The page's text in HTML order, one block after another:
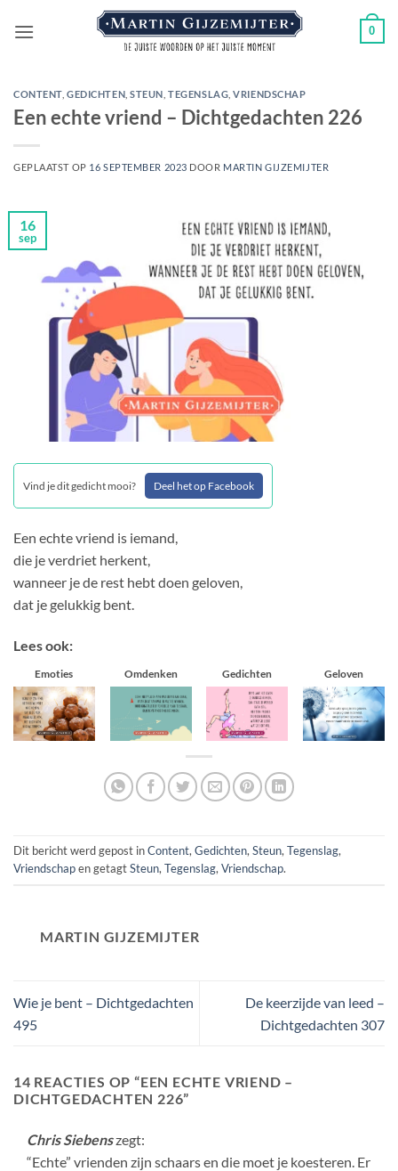
naar
0
CONTENT,GEDICHTEN ,STEUN ,TEGENSLAG ,VRIENDSCHAP
Een echte vriend – Dichtgedachten 226
GEPLAATST OP 16 SEPTEMBER 2023 DOOR MARTIN GIJZEMIJTER
16
sep
Vind je dit gedicht mooi? Deel het op Facebook
Een echte vriend is iemand,
die je verdriet herkent,
wanneer je de rest hebt doen geloven,
dat je gelukkig bent.
Lees ook:
Emoties Omdenken Gedichten Geloven
Dit bericht werd gepost inContent, Gedichten, Steun, Tegenslag,
Vriendschapen getagtSteun, Tegenslag, Vriendschap.
MARTIN GIJZEMIJTER
Wie je bent – Dichtgedachten
495
De keerzijde van leed –
Dichtgedachten 307
14 REACTIES OP “EEN ECHTE VRIEND –
DICHTGEDACHTEN 226”
Chris Siebenszegt:
“Echte” vrienden zijn schaars en die moet je koesteren. Er